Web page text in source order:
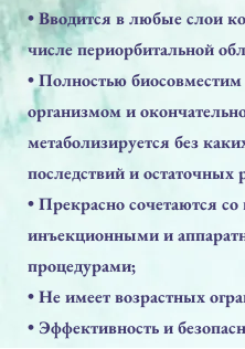
• Вводится в любые слои
числе периорбитальной
• Полностью биосовместим
организмом и
метаболизируется без
последствий и остаточных
• Прекрасно сочетаются со
инъекционными и
процедурами;
• Не имеет возрастных
• Эффективность и